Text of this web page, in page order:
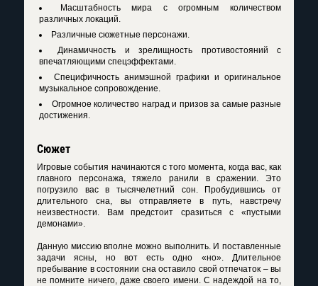
Масштабность мира с огромным количеством
различных локаций.
Различные сюжетные персонажи.
Динамичность и зрелищность противостояний с
впечатляющими спецэффектами.
Специфичность анимэшной графики и оригинальное
музыкальное сопровождение.
Огромное количество наград и призов за самые разные
достижения.
Сюжет
Игровые события начинаются с того момента, когда вас, как
главного персонажа, тяжело ранили в сражении. Это
погрузило вас в тысячелетний сон. Пробудившись от
длительного сна, вы отправляете в путь, навстречу
неизвестности. Вам предстоит сразиться с «пустыми
демонами».
Данную миссию вполне можно выполнить. И поставленные
задачи ясны, но вот есть одно «но». Длительное
пребывание в состоянии сна оставило свой отпечаток – вы
не помните ничего, даже своего имени. С надеждой на то,